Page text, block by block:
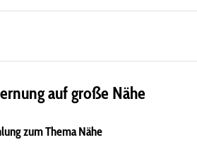
auf große Nähe
zum Thema Nähe